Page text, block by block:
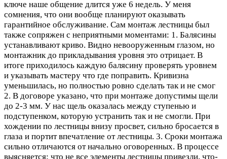
ключе наше общение длится уже 6 недель. У меня
сомнения, что они вообще планируют оказывать
гарантийное обслуживание. Сам монтаж лестницы был
также сопряжен с неприятными моментами: 1. Балясины
устанавливают криво. Видно невооруженным глазом, но
монтажник до прикладывания уровня это отрицает. В
итоге приходилось каждую балясину проверять уровнем
и указывать мастеру что где поправить. Кривизна
уменьшилась, но полностью ровно сделать так и не смог
2. В договоре указано, что при монтаже допустимы щели
до 2-3 мм. У нас щель оказалась между ступенью и
подступенком, которую устранить так и не смогли. При
хождении по лестницы внизу просвет, сильно бросается в
глаза и портит впечатление от лестницы. 3. Сроки монтажа
сильно отличаются от начально оговоренных. В процессе
выясняется; что не все элементы лестницы привезли, что-